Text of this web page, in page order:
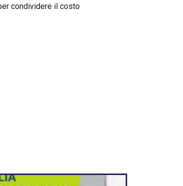
condividere il costo